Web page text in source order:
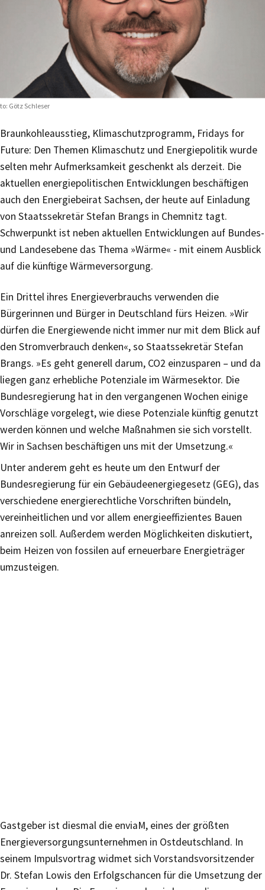
Götz Schleser
Braunkohleausstieg, Klimaschutzprogramm, Fridays for
Future: Den Themen Klimaschutz und Energiepolitik wurde
selten mehr Aufmerksamkeit geschenkt als derzeit. Die
aktuellen energiepolitischen Entwicklungen beschäftigen
auch den Energiebeirat Sachsen, der heute auf Einladung
von Staatssekretär Stefan Brangs in Chemnitz tagt.
Schwerpunkt ist neben aktuellen Entwicklungen auf Bundes-
und Landesebene das Thema »Wärme« - mit einem Ausblick
auf die künftige Wärmeversorgung.
Ein Drittel ihres Energieverbrauchs verwenden die
Bürgerinnen und Bürger in Deutschland fürs Heizen. »Wir
dürfen die Energiewende nicht immer nur mit dem Blick auf
den Stromverbrauch denken«, so Staatssekretär Stefan
Brangs. »Es geht generell darum, CO2 einzusparen – und da
liegen ganz erhebliche Potenziale im Wärmesektor. Die
Bundesregierung hat in den vergangenen Wochen einige
Vorschläge vorgelegt, wie diese Potenziale künftig genutzt
werden können und welche Maßnahmen sie sich vorstellt.
Wir in Sachsen beschäftigen uns mit der Umsetzung.«
Unter anderem geht es heute um den Entwurf der
Bundesregierung für ein Gebäudeenergiegesetz (GEG), das
verschiedene energierechtliche Vorschriften bündeln,
vereinheitlichen und vor allem energieeffizientes Bauen
anreizen soll. Außerdem werden Möglichkeiten diskutiert,
beim Heizen von fossilen auf erneuerbare Energieträger
umzusteigen.
Gastgeber ist diesmal die enviaM, eines der größten
Energieversorgungsunternehmen in Ostdeutschland. In
seinem Impulsvortrag widmet sich Vorstandsvorsitzender
Dr. Stefan Lowis den Erfolgschancen für die Umsetzung der